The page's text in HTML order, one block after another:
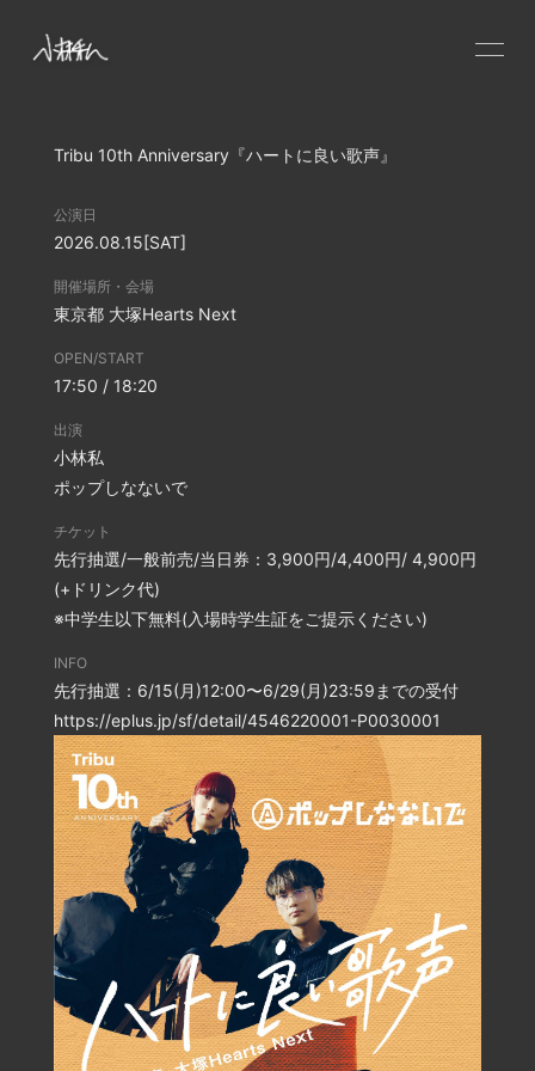
NEWS
PROFILE
VIDEO
DISCOGRAPHY
CONTACT
Tribu 10th Anniversary『ハートに良い歌声』
公演日
2026.08.15[SAT]
開催場所・会場
東京都 大塚Hearts Next
OPEN/START
17:50 / 18:20
出演
小林私
ポップしなないで
チケット
先行抽選/一般前売/当日券：3,900円/4,400円/ 4,900円
(+ドリンク代)
※中学生以下無料(入場時学生証をご提示ください)
INFO
先行抽選：6/15(月)12:00〜6/29(月)23:59までの受付
https://eplus.jp/sf/detail/4546220001-P0030001